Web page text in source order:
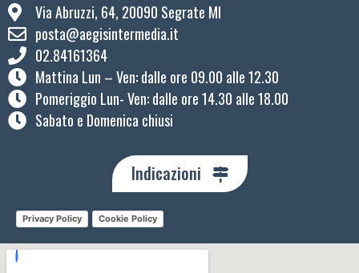
Via Abruzzi, 64, 20090 Segrate MI
posta@aegisintermedia.it
02.84161364
Mattina Lun – Ven: ​dalle ore 09.00 alle 12.30
Pomeriggio Lun- Ven: dalle ore 14.30 alle 18.00
Sabato e Domenica chiusi
Indicazioni
Privacy Policy Cookie Policy